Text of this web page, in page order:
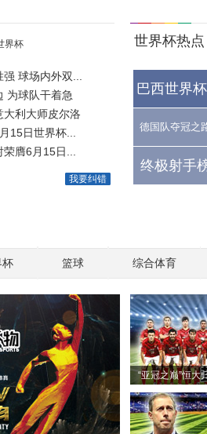
界杯
球场内外双...
为球队干着急
大利大师皮尔洛
15日世界杯...
膺6月15日...
我要纠错
世界杯热点
巴西世界
德国队夺冠之
终极射手
杯 篮球 综合体育
“亚冠之巅”恒大